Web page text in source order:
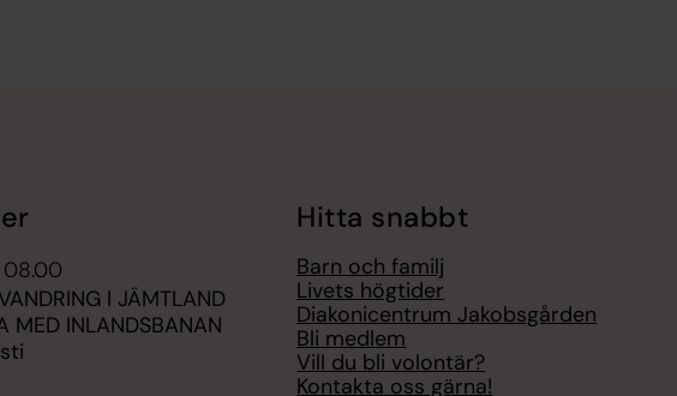
I JÄMTLAND
MED INLANDSBANAN
Hitta snabbt
Barn och familj
Livets högtider
Diakonicentrum Jakobsgården
Bli medlem
Vill du bli volontär?
Kontakta oss gärna!